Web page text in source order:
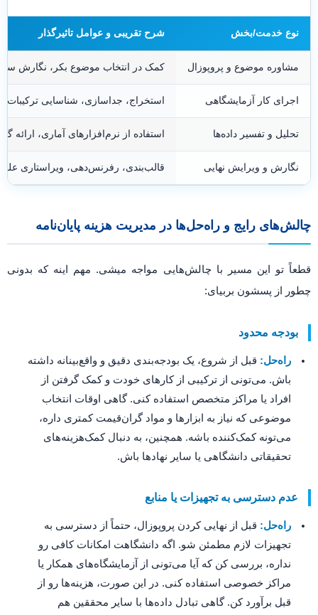
نوع خدمت/بخش شرح تقریبی و عوامل تاثیرگذار
مشاوره موضوع و پروپوزال کمک در انتخاب موضوع بکر، نگارش
اجرای کار آزمایشگاهی استخراج، جداسازی، شناسایی ترکیبات.
تحلیل و تفسیر داده‌ها استفاده از نرم‌افزارهای آماری،
نگارش و ویرایش نهایی قالب‌بندی، رفرنس‌دهی، ویراستاری
چالش‌های رایج و راه‌حل‌ها در مدیریت هزینه پایان‌نامه
قطعاً تو این مسیر با چالش‌هایی مواجه میشی. مهم اینه که بدونی
چطور از پسشون بربیای:
بودجه محدود
راه‌حل: قبل از شروع، یک بودجه‌بندی دقیق و واقع‌بینانه داشته
باش. می‌تونی از ترکیبی از کارهای خودت و کمک گرفتن از
افراد یا مراکز متخصص استفاده کنی. گاهی اوقات انتخاب
موضوعی که نیاز به ابزارها و مواد گران‌قیمت کمتری داره،
می‌تونه کمک‌کننده باشه. همچنین، به دنبال کمک‌هزینه‌های
تحقیقاتی دانشگاهی یا سایر نهادها باش.
عدم دسترسی به تجهیزات یا منابع
راه‌حل: قبل از نهایی کردن پروپوزال، حتماً از دسترسی به
تجهیزات لازم مطمئن شو. اگه دانشگاهت امکانات کافی رو
نداره، بررسی کن که آیا می‌تونی از آزمایشگاه‌های همکار یا
مراکز خصوصی استفاده کنی. در این صورت، هزینه‌ها رو از
قبل برآورد کن. گاهی تبادل داده‌ها با سایر محققین هم